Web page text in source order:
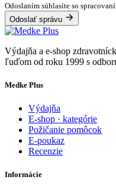
Odoslaním súhlasíte so
Odoslať správu
Výdajňa a e-shop
ľuďom od roku 1999 s
Medke Plus
Výdajňa
E-shop · kategórie
Požičanie pomôcok
E-poukaz
Recenzie
Informácie